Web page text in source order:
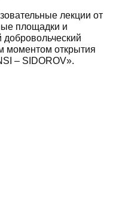
лекции от
площадки и
моментом открытия
– SIDOROV».